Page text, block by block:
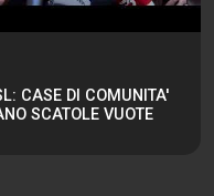
CASE DI COMUNITA'
SCATOLE VUOTE